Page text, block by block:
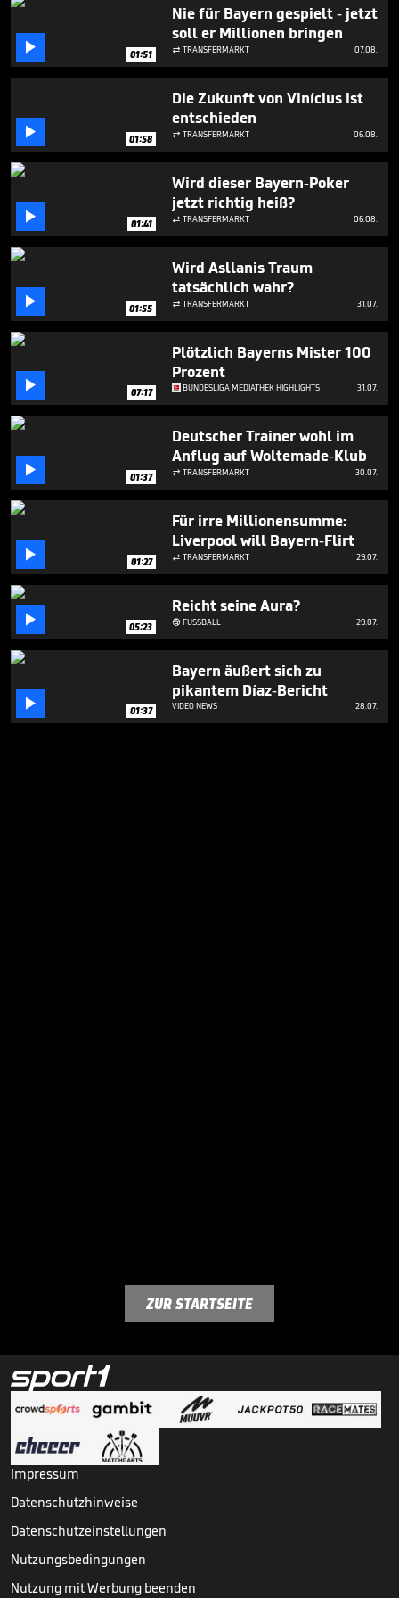
1
33
seconds
 01:51
Nie für Bayern gespielt - jetzt
soll er Millionen bringen
 TRANSFERMARKT 07.08.
 01:58
Die Zukunft von Vinícius ist
entschieden
 TRANSFERMARKT 06.08.
 01:41
Wird dieser Bayern-Poker
jetzt richtig heiß?
 TRANSFERMARKT 06.08.
 01:55
Wird Asllanis Traum
tatsächlich wahr?
 TRANSFERMARKT 31.07.
 07:17
Plötzlich Bayerns Mister 100
Prozent
BUNDESLIGA MEDIATHEK HIGHLIGHTS 31.07.
 01:37
Deutscher Trainer wohl im
Anflug auf Woltemade-Klub
 TRANSFERMARKT 30.07.
 01:27
Für irre Millionensumme:
Liverpool will Bayern-Flirt
 TRANSFERMARKT 29.07.
 05:23
Reicht seine Aura?
FUSSBALL 29.07.
 01:37
Bayern äußert sich zu
pikantem Díaz-Bericht
VIDEO NEWS 28.07.
ZUR STARTSEITE
Impressum
Datenschutzhinweise
Datenschutzeinstellungen
Nutzungsbedingungen
Nutzung mit Werbung beenden